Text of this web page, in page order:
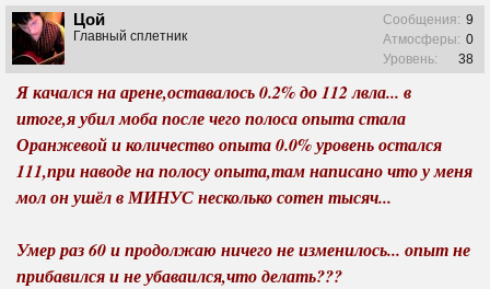
Цой
Главный сплетник
Сообщения: 9
Атмосферы: 0
Уровень:
38
Я качался на арене,оставалось 0.2% до 112 лвла... в
итоге,я убил моба после чего полоса опыта стала
Оранжевой и количество опыта 0.0% уровень остался
111,при наводе на полосу опыта,там написано что у меня
мол он ушёл в МИНУС несколько сотен тысяч...
Умер раз 60 и продолжаю ничего не изменилось... опыт не
прибавился и не убаваился,что делать???